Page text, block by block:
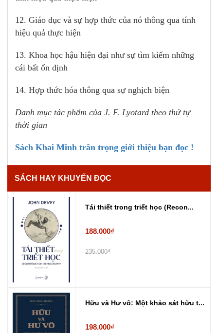
12. Giáo dục và sự hợp thức của nó thông qua tính
hiệu quả thực hiện
13. Khoa học hậu hiện đại như sự tìm kiếm những
cái bất ổn định
14. Hợp thức hóa thông qua sự nghịch biện
Danh mục tác phẩm của J. F. Lyotard theo thứ tự
thời gian
Sách Khai Minh trân trọng giới thiệu bạn đọc !
SÁCH HAY KHUYẾN ĐỌC
Tái thiết trong triết học (Recon...
188.000₫
235.000₫
Hữu và Hư vô: Một khảo sát hữu t...
198.000₫